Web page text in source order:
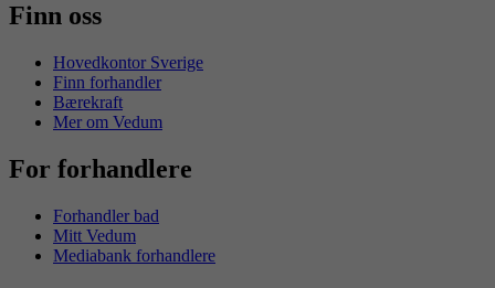
Finn oss
Hovedkontor Sverige
Finn forhandler
Bærekraft
Mer om Vedum
For forhandlere
Forhandler bad
Mitt Vedum
Mediabank forhandlere